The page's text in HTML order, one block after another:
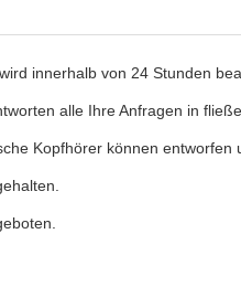
innerhalb von 24 Stunden
alle Ihre Anfragen in
Kopfhörer können entworfen